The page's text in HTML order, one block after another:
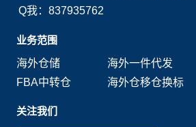
Q我：837935762
业务范围
海外仓储
海外一件代发
FBA中转仓
海外仓移仓换标
关注我们